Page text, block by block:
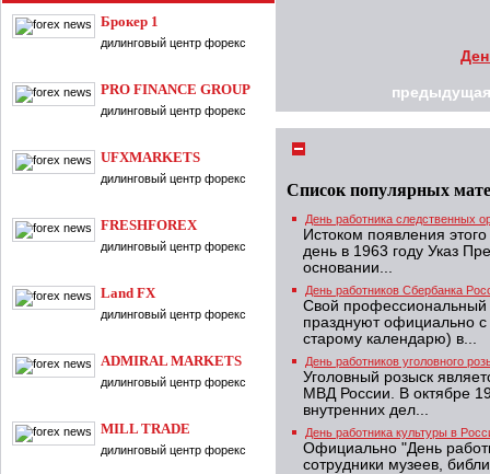
Брокер 1
дилинговый центр форекс
PRO FINANCE GROUP
дилинговый центр форекс
UFXMARKETS
дилинговый центр форекс
FRESHFOREX
дилинговый центр форекс
Land FX
дилинговый центр форекс
ADMIRAL MARKETS
дилинговый центр форекс
MILL TRADE
дилинговый центр форекс
предыдущая
Список популярных
День работника следственных
Истоком появления
день в 1963 году Указ
основании...
День работников Сбербанка
Свой профессиональный
празднуют официально с
старому календарю) в...
День работников уголовного
Уголовный розыск
МВД России. В октябре
внутренних дел...
День работника культуры в
Официально "День
сотрудники музеев,